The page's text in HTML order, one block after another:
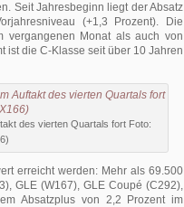
Seit Jahresbeginn liegt der Absatz
(+1,3 Prozent). Die
vergangenen Monat als auch von
ist die C-Klasse seit über 10 Jahren
des vierten Quartals fort Foto:
erreicht werden: Mehr als 69.500
GLE (W167), GLE Coupé (C292),
Absatzplus von 2,2 Prozent im